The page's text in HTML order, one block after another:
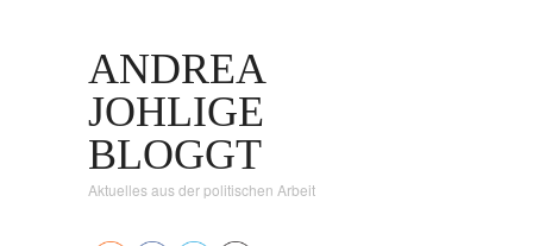
ANDREA
JOHLIGE
BLOGGT
Aktuelles aus der politischen Arbeit